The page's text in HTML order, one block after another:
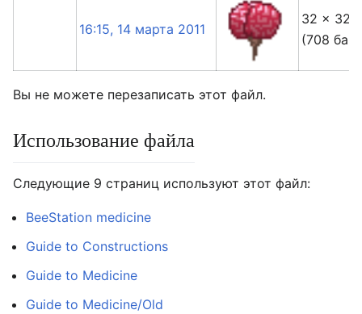
16:15, 14 марта 2011
32 × 32
(708
Вы не можете перезаписать этот файл.
Использование файла
Следующие 9 страниц используют этот файл:
BeeStation medicine
Guide to Constructions
Guide to Medicine
Guide to Medicine/Old